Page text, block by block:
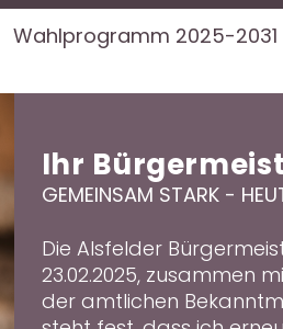
Wahlprogramm 2025-2031
Ihr
GEMEINSAM STARK -
Die Alsfelder
23.02.2025, zusammen
der amtlichen